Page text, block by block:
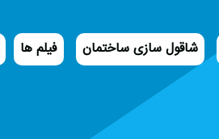
شاقول سازی ساختمان فیلم ها